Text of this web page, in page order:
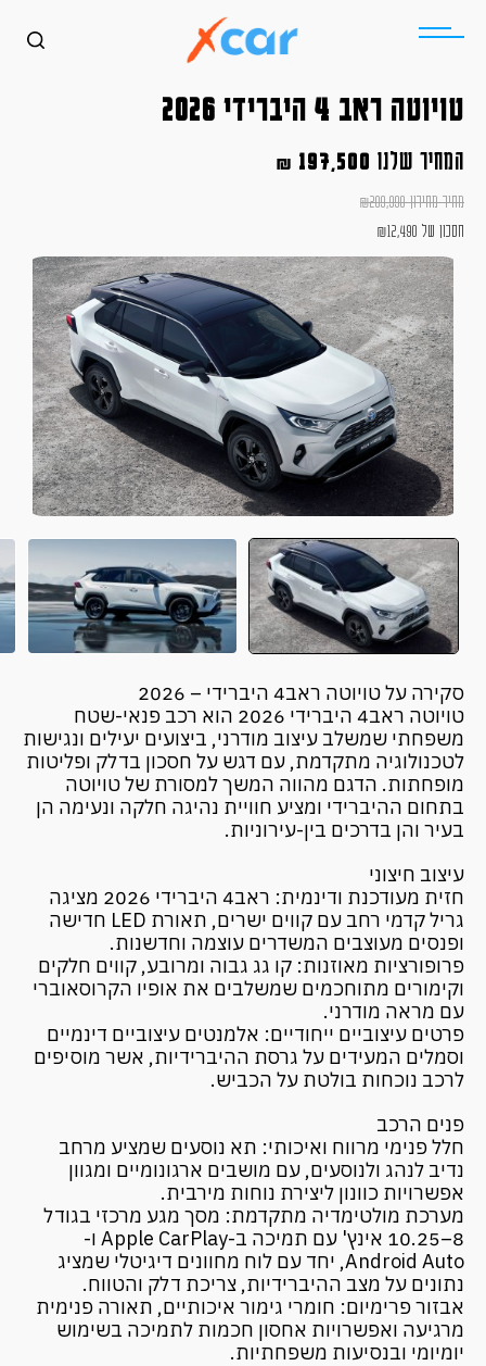
טויוטה ראב 4 היברידי 2026
המחיר שלנו 197,500
₪
מחיר מחירון ₪209,990
חסכון של
₪12,490
סקירה על טויוטה ראב4 היברידי – 2026
טויוטה ראב4 היברידי 2026 הוא רכב פנאי-שטח
משפחתי שמשלב עיצוב מודרני, ביצועים יעילים ונגישות
לטכנולוגיה מתקדמת, עם דגש על חסכון בדלק ופליטות
מופחתות. הדגם מהווה המשך למסורת של טויוטה
בתחום ההיברידי ומציע חוויית נהיגה חלקה ונעימה הן
בעיר והן בדרכים בין-עירוניות.
עיצוב חיצוני
חזית מעודכנת ודינמית: ראב4 היברידי 2026 מציגה
גריל קדמי רחב עם קווים ישרים, תאורת LED חדישה
ופנסים מעוצבים המשדרים עוצמה וחדשנות.
פרופורציות מאוזנות: קו גג גבוה ומרובע, קווים חלקים
וקימורים מתוחכמים שמשלבים את אופיו הקרוסאוברי
עם מראה מודרני.
פרטים עיצוביים ייחודיים: אלמנטים עיצוביים דינמיים
וסמלים המעידים על גרסת ההיברידיות, אשר מוסיפים
לרכב נוכחות בולטת על הכביש.
פנים הרכב
חלל פנימי מרווח ואיכותי: תא נוסעים שמציע מרחב
נדיב לנהג ולנוסעים, עם מושבים ארגונומיים ומגוון
אפשרויות כוונון ליצירת נוחות מירבית.
מערכת מולטימדיה מתקדמת: מסך מגע מרכזי בגודל
8–10.25 אינץ' עם תמיכה ב-Apple CarPlay ו-
Android Auto, יחד עם לוח מחוונים דיגיטלי שמציג
נתונים על מצב ההיברידיות, צריכת דלק והטווח.
אבזור פרימיום: חומרי גימור איכותיים, תאורה פנימית
מרגיעה ואפשרויות אחסון חכמות לתמיכה בשימוש
יומיומי ובנסיעות משפחתיות.